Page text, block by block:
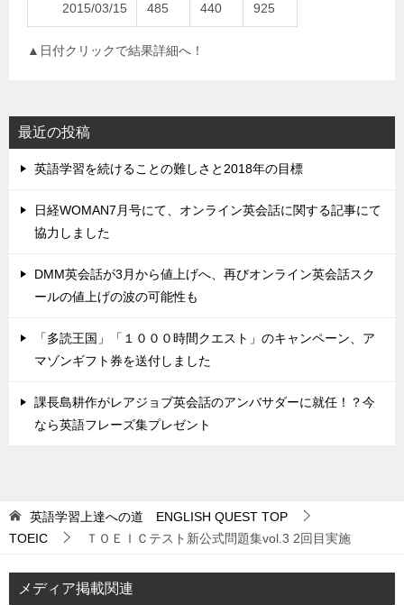
2015/03/15 485 440 925
▲日付クリックで結果詳細へ！
最近の投稿
英語学習を続けることの難しさと2018年の目標
日経WOMAN7月号にて、オンライン英会話に関する記事にて
協力しました
DMM英会話が3月から値上げへ、再びオンライン英会話スク
ールの値上げの波の可能性も
「多読王国」「１０００時間クエスト」のキャンペーン、ア
マゾンギフト券を送付しました
課長島耕作がレアジョブ英会話のアンバサダーに就任！？今
なら英語フレーズ集プレゼント
英語学習上達への道 ENGLISH QUEST TOP
TOEIC
ＴＯＥＩＣテスト新公式問題集vol.3 2回目実施
メディア掲載関連